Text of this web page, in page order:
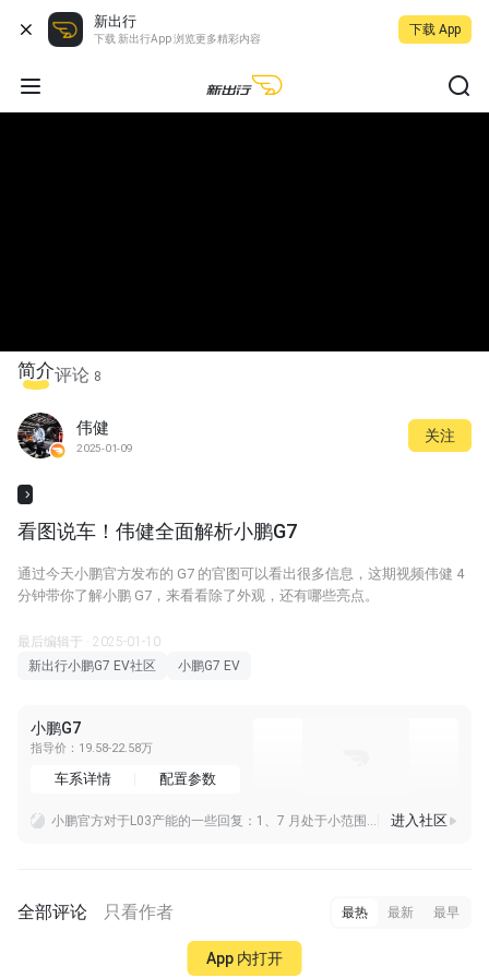
新出行
下载 新出行App 浏览更多精彩内容
下载 App
简介评论 8
伟健
2025-01-09
关注
看图说车！伟健全面解析小鹏G7
通过今天小鹏官方发布的 G7 的官图可以看出很多信息，这期视频伟健 4
分钟带你了解小鹏 G7，来看看除了外观，还有哪些亮点。
最后编辑于 · 2025-01-10
新出行小鹏G7 EV社区
小鹏G7 EV
小鹏G7
指导价：19.58-22.58万
车系详情 配置参数
进入社区
全部评论 只看作者 最热 最新 最早
App 内打开